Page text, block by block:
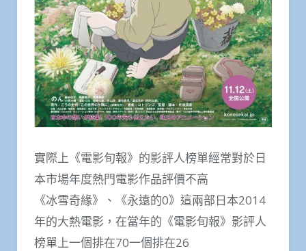
實際上《電影旬報》的影評人榜單經常對於日
本市場年度熱門電影作品評價不高
《冰雪奇緣》、《永遠的0》這兩部日本2014
年的大熱電影，在當年的《電影旬報》影評人
榜單上一個排在70一個排在26